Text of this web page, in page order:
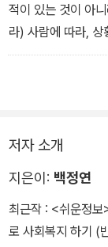
적이 있는 것이 아
라) 사람에 따라, 상
황이 불안해서 친숙
저자 소개
지은이: 백정연
최근작 : <쉬운정보
로 사회복지 하기 (